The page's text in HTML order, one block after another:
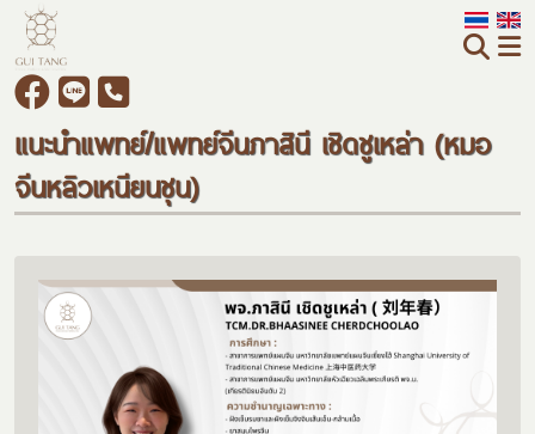
แนะนำแพทย์/แพทย์จีนภาสินี เชิดชูเหล่า (หมอ
จีนหลิวเหนียนชุน)